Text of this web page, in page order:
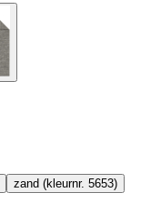
zand (kleurnr. 5653)